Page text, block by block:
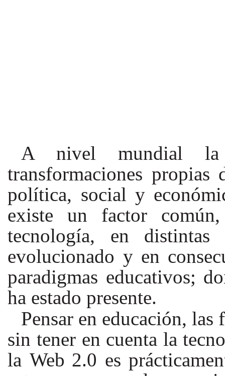
A nivel mundial la
transformaciones
política, social y
existe un factor
tecnología, en
evolucionado y en
paradigmas educativos;
ha estado presente.
Pensar en educación,
sin tener en cuenta la
la Web 2.0 es